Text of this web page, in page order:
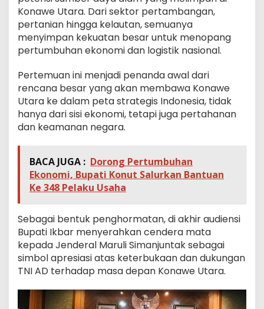
Konawe Utara. Dari sektor pertambangan,
pertanian hingga kelautan, semuanya
menyimpan kekuatan besar untuk menopang
pertumbuhan ekonomi dan logistik nasional.
Pertemuan ini menjadi penanda awal dari
rencana besar yang akan membawa Konawe
Utara ke dalam peta strategis Indonesia, tidak
hanya dari sisi ekonomi, tetapi juga pertahanan
dan keamanan negara.
BACA JUGA : Dorong Pertumbuhan
Ekonomi, Bupati Konut Salurkan Bantuan
Ke 348 Pelaku Usaha
Sebagai bentuk penghormatan, di akhir audiensi
Bupati Ikbar menyerahkan cendera mata
kepada Jenderal Maruli Simanjuntak sebagai
simbol apresiasi atas keterbukaan dan dukungan
TNI AD terhadap masa depan Konawe Utara.